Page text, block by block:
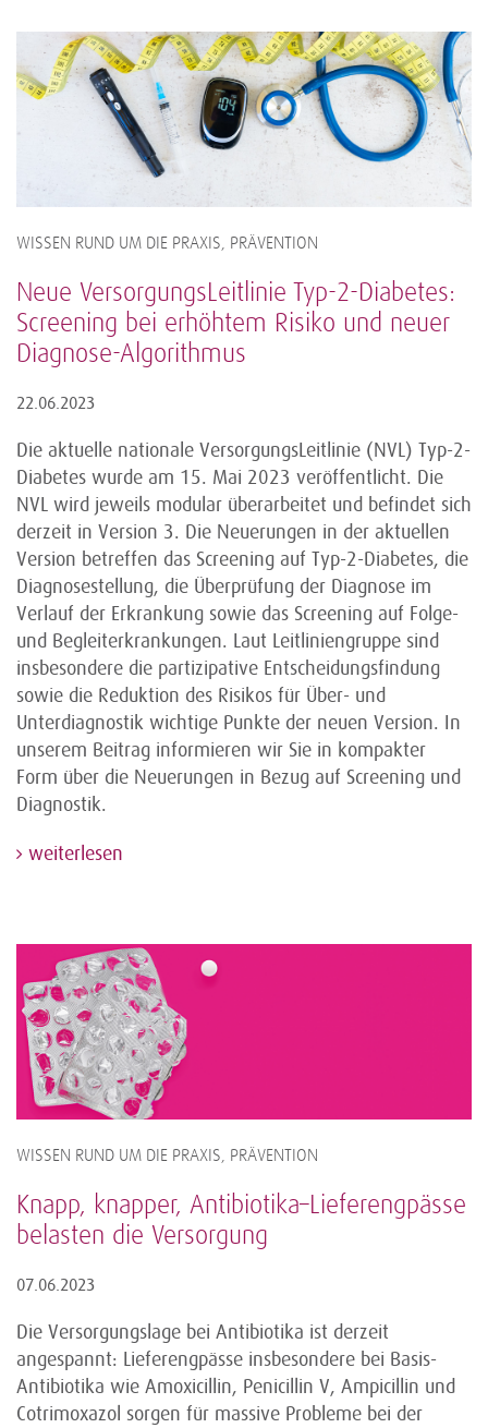
WISSEN RUND UM DIE PRAXIS, PRÄVENTION
Neue VersorgungsLeitlinie Typ-2-Diabetes:
Screening bei erhöhtem Risiko und neuer
Diagnose-Algorithmus
22.06.2023
Die aktuelle nationale VersorgungsLeitlinie (NVL) Typ-2-
Diabetes wurde am 15. Mai 2023 veröffentlicht. Die
NVL wird jeweils modular überarbeitet und befindet sich
derzeit in Version 3. Die Neuerungen in der aktuellen
Version betreffen das Screening auf Typ-2-Diabetes, die
Diagnosestellung, die Überprüfung der Diagnose im
Verlauf der Erkrankung sowie das Screening auf Folge-
und Begleiterkrankungen. Laut Leitliniengruppe sind
insbesondere die partizipative Entscheidungsfindung
sowie die Reduktion des Risikos für Über- und
Unterdiagnostik wichtige Punkte der neuen Version. In
unserem Beitrag informieren wir Sie in kompakter
Form über die Neuerungen in Bezug auf Screening und
Diagnostik.
weiterlesen
WISSEN RUND UM DIE PRAXIS, PRÄVENTION
Knapp, knapper, Antibiotika–Lieferengpässe
belasten die Versorgung
07.06.2023
Die Versorgungslage bei Antibiotika ist derzeit
angespannt: Lieferengpässe insbesondere bei Basis-
Antibiotika wie Amoxicillin, Penicillin V, Ampicillin und
Cotrimoxazol sorgen für massive Probleme bei der